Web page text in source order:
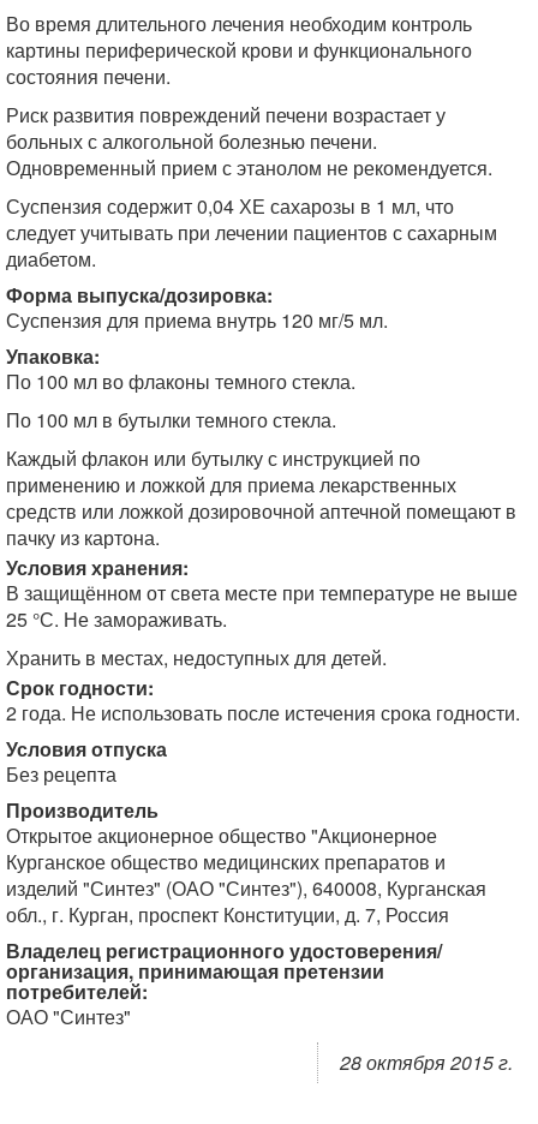
Во время длительного лечения необходим контроль
картины периферической крови и функционального
состояния печени.
Риск развития повреждений печени возрастает у
больных с алкогольной болезнью печени.
Одновременный прием с этанолом не рекомендуется.
Суспензия содержит 0,04 ХЕ сахарозы в 1 мл, что
следует учитывать при лечении пациентов с сахарным
диабетом.
Форма выпуска/дозировка:
Суспензия для приема внутрь 120 мг/5 мл.
Упаковка:
По 100 мл во флаконы темного стекла.
По 100 мл в бутылки темного стекла.
Каждый флакон или бутылку с инструкцией по
применению и ложкой для приема лекарственных
средств или ложкой дозировочной аптечной помещают в
пачку из картона.
Условия хранения:
В защищённом от света месте при температуре не выше
25 °С. Не замораживать.
Хранить в местах, недоступных для детей.
Срок годности:
2 года. Не использовать после истечения срока годности.
Условия отпуска
Без рецепта
Производитель
Открытое акционерное общество "Акционерное
Курганское общество медицинских препаратов и
изделий "Синтез" (ОАО "Синтез"), 640008, Курганская
обл., г. Курган, проспект Конституции, д. 7, Россия
Владелец регистрационного удостоверения/
организация, принимающая претензии
потребителей:
ОАО "Синтез"
28 октября 2015 г.